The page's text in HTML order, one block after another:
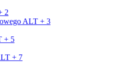
2
ALT + 3
+ 5
+ 7